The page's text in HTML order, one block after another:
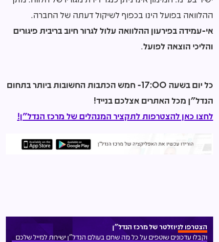
ההלוואה בפועל הינו בכפוף לשיקול דעתה של החברה.
אי-עמידה בפירעון ההלוואה עלול לגרור חיוב בריבית פיגורים
והליכי הוצאה לפועל.
כל יום בשעה 17:00- חמש הכתבות החשובות ביותר בתחום
הנדל"ן מכל האתרים אצלכם בנייד!
לחצו כאן להצטרפות לתקציר המנהלים של מרכז הנדל"ן!
הצטרפו לניוזלטר של מרכז הנדל"ן
וקבלו עדכונים שוטפים על כל מה שחם בעולם הנדל"ן ישירות למייל שלכם